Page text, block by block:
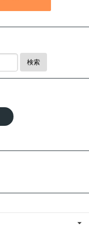
検索